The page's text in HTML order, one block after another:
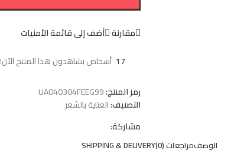
مقارنة أضف إلى قائمة الأمنيات
17 أشخاص يشاهدون هذا المنتج الآن!
رمز المنتج:UA040304FEEG99
التصنيف:العناية بالشعر
مشاركة:
الوصفمراجعات (0) SHIPPING & DELIVERY